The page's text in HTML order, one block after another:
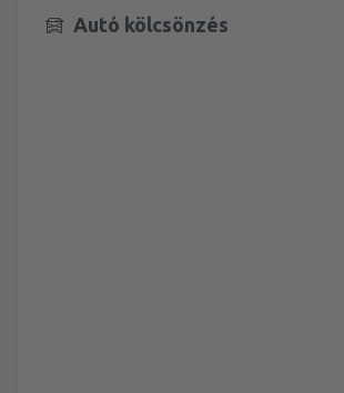
Autó kölcsönzés